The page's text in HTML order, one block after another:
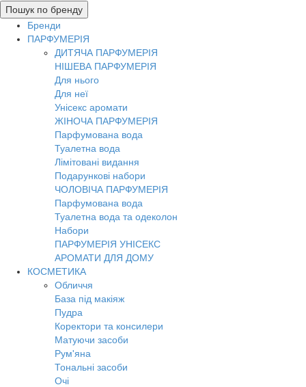
Пошук по бренду
Бренди
ПАРФУМЕРІЯ
ДИТЯЧА ПАРФУМЕРІЯ
НІШЕВА ПАРФУМЕРІЯ
Для нього
Для неї
Унісекс аромати
ЖІНОЧА ПАРФУМЕРІЯ
Парфумована вода
Туалетна вода
Лімітовані видання
Подарункові набори
ЧОЛОВІЧА ПАРФУМЕРІЯ
Парфумована вода
Туалетна вода та одеколон
Набори
ПАРФУМЕРІЯ УНІСЕКС
АРОМАТИ ДЛЯ ДОМУ
КОСМЕТИКА
Обличчя
База під макіяж
Пудра
Коректори та консилери
Матуючи засоби
Рум'яна
Тональні засоби
Очі